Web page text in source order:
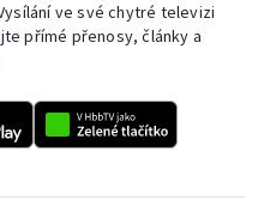
ve své chytré televizi
přímé přenosy, články a